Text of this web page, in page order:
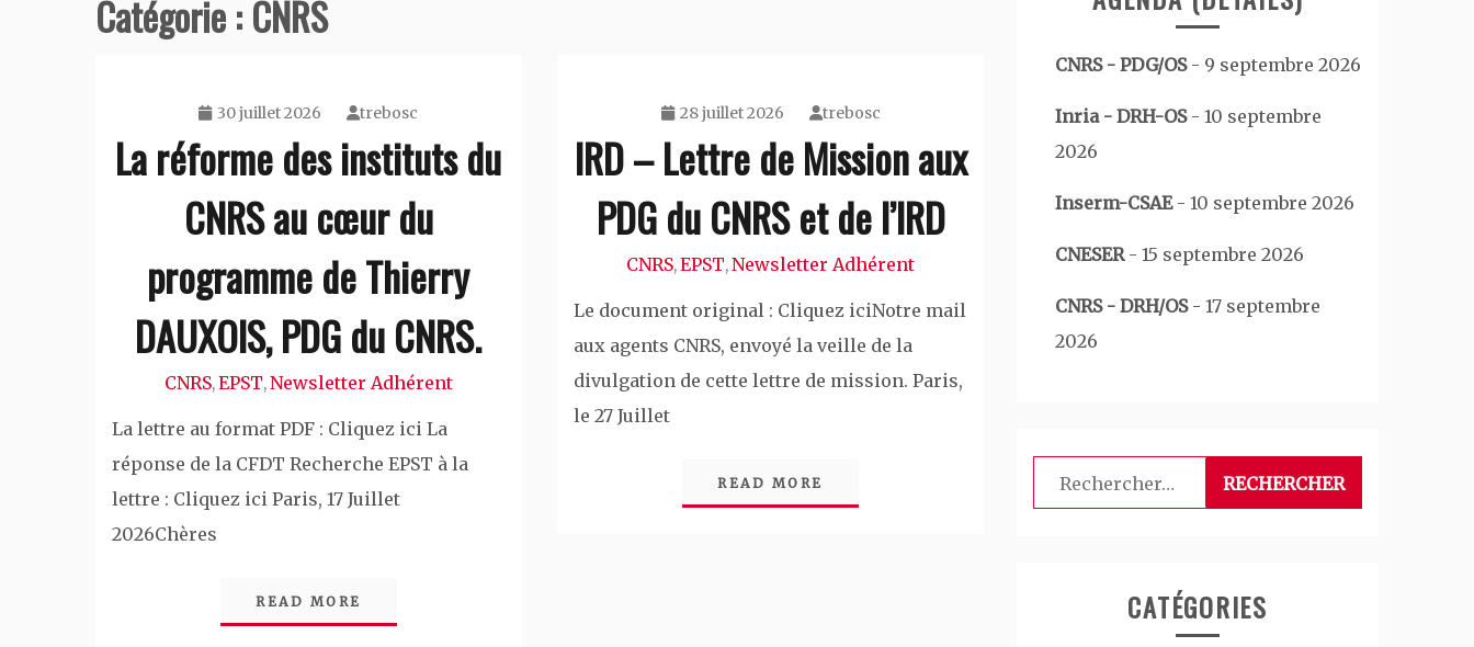
Catégorie :CNRS
30 juillet 2026 trebosc
La réforme des instituts du
CNRS au cœur du
programme de Thierry
DAUXOIS, PDG du CNRS.
CNRS,EPST,Newsletter Adhérent
La lettre au format PDF : Cliquez ici La
réponse de la CFDT Recherche EPST à la
lettre : Cliquez ici Paris, 17 Juillet
2026Chères
READ MORE
28 juillet 2026 trebosc
IRD – Lettre de Mission aux
PDG du CNRS et de l’IRD
CNRS,EPST,Newsletter Adhérent
Le document original : Cliquez iciNotre mail
aux agents CNRS, envoyé la veille de la
divulgation de cette lettre de mission. Paris,
le 27 Juillet
READ MORE
CNRS - PDG/OS- 9 septembre 2026
Inria - DRH-OS- 10 septembre
2026
Inserm-CSAE- 10 septembre 2026
CNESER- 15 septembre 2026
CNRS - DRH/OS- 17 septembre
2026
Rechercher :
CATÉGORIES